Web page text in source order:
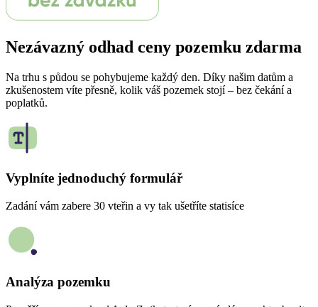
Nezávazný odhad ceny pozemku zdarma
Na trhu s půdou se pohybujeme každý den. Díky našim datům a
zkušenostem víte přesně, kolik váš pozemek stojí – bez čekání a
poplatků.
Vyplníte jednoduchý formulář
Zadání vám zabere 30 vteřin a vy tak ušetříte statisíce
Analýza pozemku